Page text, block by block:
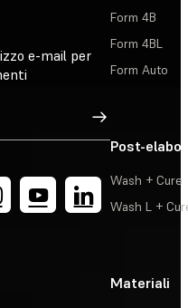
e-mail per
Registrati
Form 4B
Form 4BL
Form Auto
Post-
Wash + Cure
Wash L +
Materiali